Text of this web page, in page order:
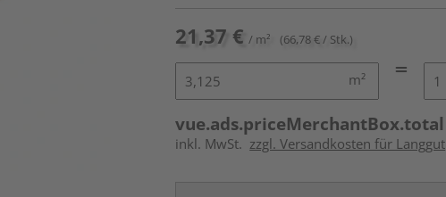
21,37 € / m² (66,78 € / Stk.)
m²
vue.ads.priceMerchantBox.total
inkl. MwSt. zzgl. Versandkosten für Langgut